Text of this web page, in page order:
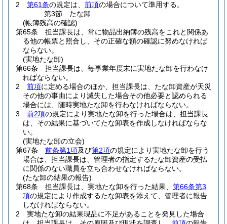
2
第61条の規定は、 前項の場合について準用する。
第3節
たな卸
(帳簿残高の確認)
第65条
担当課長は、常に物品出納簿の残高をこれと関係あ
る他の帳票と照合し、その正確な額の確認に努めなければ
ならない。
(実地たな卸)
第66条
担当課長は、毎事業年度末に実地たな卸を行わなけ
ればならない。
2
前項に定める場合のほか、担当課長は、たな卸資産が天災
その他の事由により滅失した場合その他必要と認められる
場合には、随時実地たな卸を行わなければならない。
3
前2項の規定により実地たな卸を行った場合は、担当課長
は、その結果に基づいてたな卸表を作成しなければならな
い。
(実地たな卸の立会)
第67条
前条第1項及び第2項の規定により実地たな卸を行う
場合は、担当課長は、管理者の指定するたな卸資産の受払
に関係のない職員を立ち合わせなければならない。
(たな卸の結果の報告)
第68条
担当課長は、実地たな卸を行った結果、 第66条第3
項の規定により作成するたな卸表を添えて、管理者に報告
しなければならない。
2
実地たな卸の結果現品に不足があることを発見した場合